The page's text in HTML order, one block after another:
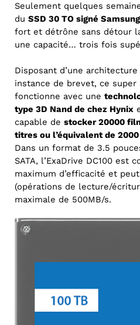
Seulement quelques
du SSD 30 TO signé Samsung
fort et détrône sans détour
une capacité… trois fois
Disposant d’une
instance de brevet, ce super
fonctionne avec une
type 3D Nand de chez Hynix
capable de stocker 20000
titres ou l’équivalent de
Dans un format de 3.5
SATA, l’ExaDrive DC100 est
maximum d’efficacité et
(opérations de lecture/
maximale de 500MB/s.